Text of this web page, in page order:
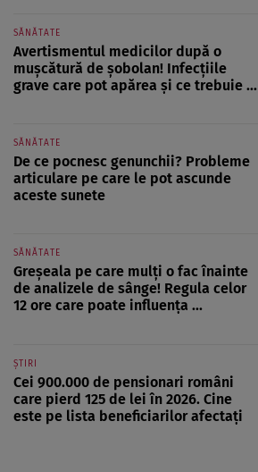
SĂNĂTATE
Avertismentul medicilor după o
mușcătură de șobolan! Infecțiile
grave care pot apărea și ce trebuie ...
SĂNĂTATE
De ce pocnesc genunchii? Probleme
articulare pe care le pot ascunde
aceste sunete
SĂNĂTATE
Greșeala pe care mulți o fac înainte
de analizele de sânge! Regula celor
12 ore care poate influența ...
ȘTIRI
Cei 900.000 de pensionari români
care pierd 125 de lei în 2026. Cine
este pe lista beneficiarilor afectați